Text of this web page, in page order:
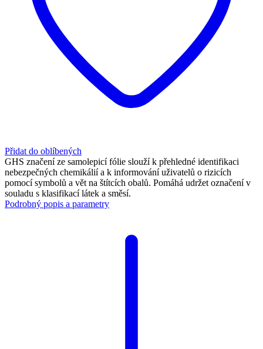
Přidat do oblíbených
GHS značení ze samolepicí fólie slouží k přehledné identifikaci
nebezpečných chemikálií a k informování uživatelů o rizicích
pomocí symbolů a vět na štítcích obalů. Pomáhá udržet označení v
souladu s klasifikací látek a směsí.
Podrobný popis a parametry